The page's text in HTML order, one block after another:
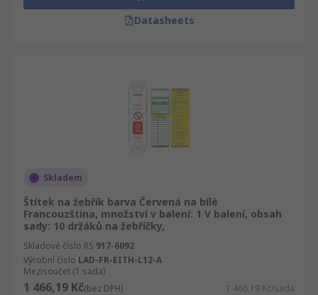
Datasheets
Skladem
Štítek na žebřík barva Červená na bílé
Francouzština, množství v balení: 1 V balení, obsah
sady: 10 držáků na žebříčky,
Skladové číslo RS 917-6092
Výrobní číslo LAD-FR-EITH-L12-A
Mezisoučet (1 sada)
1 466,19 Kč(bez DPH) 1 466,19 Kč/sada